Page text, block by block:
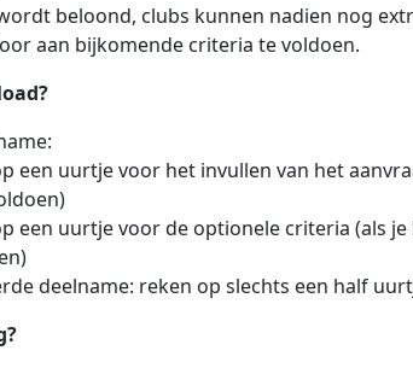
beloond, clubs kunnen nadien nog
aan bijkomende criteria te voldoen.
een uurtje voor het invullen van het
een uurtje voor de optionele criteria (als
deelname: reken op slechts een half